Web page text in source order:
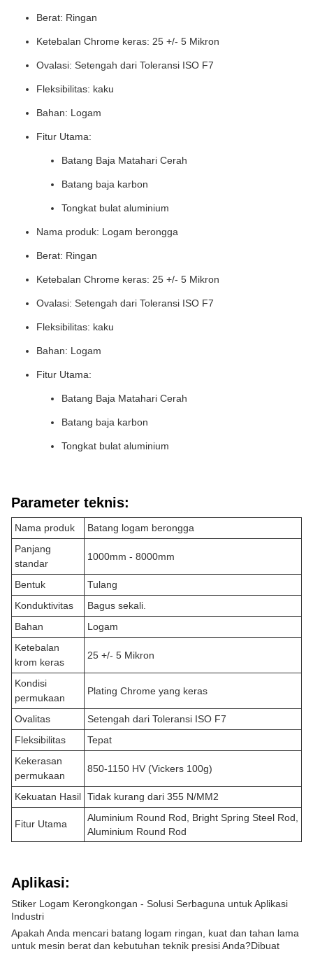
Berat: Ringan
Ketebalan Chrome keras: 25 +/- 5 Mikron
Ovalasi: Setengah dari Toleransi ISO F7
Fleksibilitas: kaku
Bahan: Logam
Fitur Utama:
Batang Baja Matahari Cerah
Batang baja karbon
Tongkat bulat aluminium
Nama produk: Logam berongga
Berat: Ringan
Ketebalan Chrome keras: 25 +/- 5 Mikron
Ovalasi: Setengah dari Toleransi ISO F7
Fleksibilitas: kaku
Bahan: Logam
Fitur Utama:
Batang Baja Matahari Cerah
Batang baja karbon
Tongkat bulat aluminium
Parameter teknis:
Nama produk
Batang logam berongga
Panjang
standar
1000mm - 8000mm
Bentuk
Tulang
Konduktivitas
Bagus sekali.
Bahan
Logam
Ketebalan
krom keras
25 +/- 5 Mikron
Kondisi
permukaan
Plating Chrome yang keras
Ovalitas
Setengah dari Toleransi ISO F7
Fleksibilitas
Tepat
Kekerasan
permukaan
850-1150 HV (Vickers 100g)
Kekuatan Hasil Tidak kurang dari 355 N/MM2
Fitur Utama
Aluminium Round Rod, Bright Spring Steel Rod,
Aluminium Round Rod
Aplikasi:
Stiker Logam Kerongkongan - Solusi Serbaguna untuk Aplikasi
Industri
Apakah Anda mencari batang logam ringan, kuat dan tahan lama
untuk mesin berat dan kebutuhan teknik presisi Anda?Dibuat